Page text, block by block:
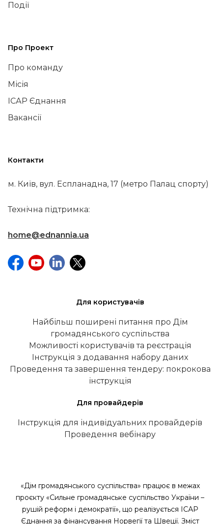
Події
Про Проект
Про команду
Місія
ІСАР Єднання
Вакансії
Контакти
м. Київ, вул. Еспланадна, 17 (метро Палац спорту)
Технічна підтримка:
home@ednannia.ua
Для користувачів
Найбільш поширені питання про Дім
громадянського суспільства
Можливості користувачів та реєстрація
Інструкція з додавання набору даних
Проведення та завершення тендеру: покрокова
інструкція
Для провайдерів
Інструкція для індивідуальних провайдерів
Проведення вебінару
«Дім громадянського суспільства» працює в межах
проєкту «Сильне громадянське суспільство України –
рушій реформ і демократії», що реалізується ІСАР
Єднання за фінансування Норвегії та Швеції. Зміст